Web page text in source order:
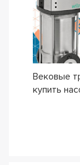
Вековые
купить